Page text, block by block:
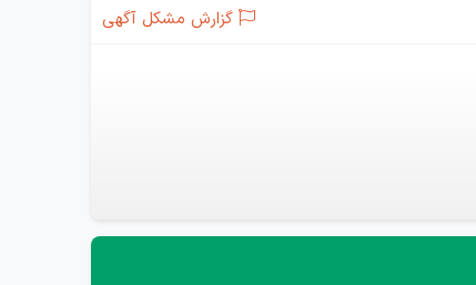
گزارش مشکل آگهی